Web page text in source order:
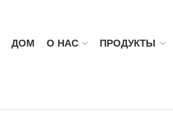
ДОМ О НАС ПРОДУКТЫ